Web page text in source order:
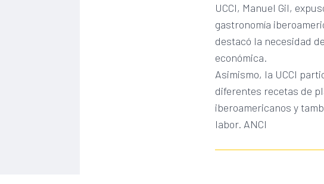
UCCI, Manuel Gil,
gastronomía
destacó la necesidad
económica.
Asimismo, la UCCI
diferentes recetas de
iberoamericanos y
labor. ANCI